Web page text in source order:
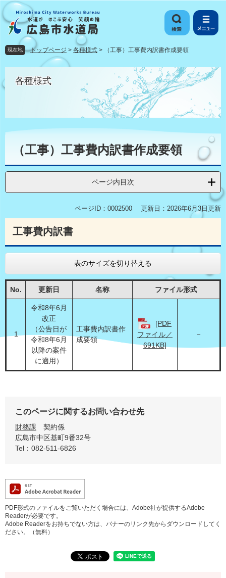
ペ
ー
先
で
。
メ
ニ
を
ば
て
現在地 トップページ > 各種様式 > （工事）工事費内訳書作成要領
各種様式
本
（工事）工事費内訳書作成要領
ページ内目次
ページID：0002500 更新日：2026年6月3日更新
工事費内訳書
表のサイズを切り替える
No. 更新日 名称 ファイル形式
1
令和8年6月
改正
（公告日が
令和8年6月
以降の案件
に適用）
工事費内訳書作
成要領
[PDF
ファイル／
691KB]
－
このページに関するお問い合わせ先
財務課
契約係
広島市中区基町9番32号
Tel：082-511-6826
PDF形式のファイルをご覧いただく場合には、Adobe社が提供するAdobe
Readerが必要です。
Adobe Readerをお持ちでない方は、バナーのリンク先からダウンロードしてく
ださい。（無料）